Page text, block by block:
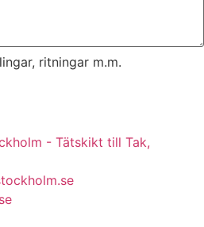
ritningar m.m.
- Tätskikt till Tak,